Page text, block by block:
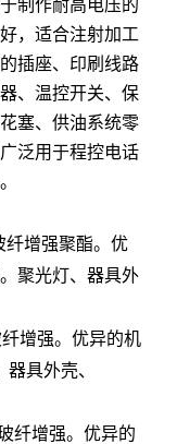
制作耐高电压的
，适合注射加工
插座、印刷线路
、温控开关、保
塞、供油系统零
泛用于程控电话
纤增强聚酯。优
聚光灯、器具外
增强。优异的机
具外壳、
纤增强。优异的